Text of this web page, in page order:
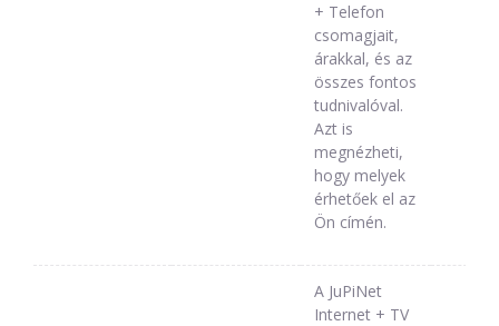
+ Telefon
csomagjait,
árakkal, és az
összes fontos
tudnivalóval.
Azt is
megnézheti,
hogy melyek
érhetőek el az
Ön címén.
A JuPiNet
Internet + TV